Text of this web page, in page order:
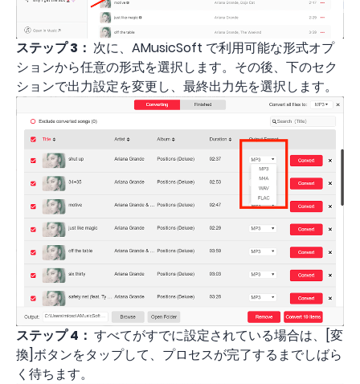
ステップ 3： 次に、AMusicSoft で利用可能な形式オプ
ションから任意の形式を選択します。その後、下のセク
ションで出力設定を変更し、最終出力先を選択します。
ステップ 4： すべてがすでに設定されている場合は、[変
換]ボタンをタップして、プロセスが完了するまでしばら
く待ちます。